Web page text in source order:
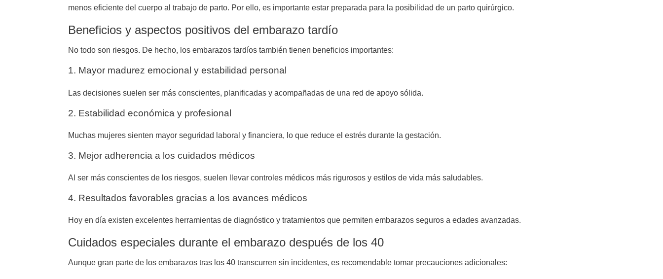
menos eficiente del cuerpo al trabajo de parto. Por ello, es importante estar preparada para la posibilidad de un parto quirúrgico.
Beneficios y aspectos positivos del embarazo tardío
No todo son riesgos. De hecho, los embarazos tardíos también tienen beneficios importantes:
1. Mayor madurez emocional y estabilidad personal
Las decisiones suelen ser más conscientes, planificadas y acompañadas de una red de apoyo sólida.
2. Estabilidad económica y profesional
Muchas mujeres sienten mayor seguridad laboral y financiera, lo que reduce el estrés durante la gestación.
3. Mejor adherencia a los cuidados médicos
Al ser más conscientes de los riesgos, suelen llevar controles médicos más rigurosos y estilos de vida más saludables.
4. Resultados favorables gracias a los avances médicos
Hoy en día existen excelentes herramientas de diagnóstico y tratamientos que permiten embarazos seguros a edades avanzadas.
Cuidados especiales durante el embarazo después de los 40
Aunque gran parte de los embarazos tras los 40 transcurren sin incidentes, es recomendable tomar precauciones adicionales: